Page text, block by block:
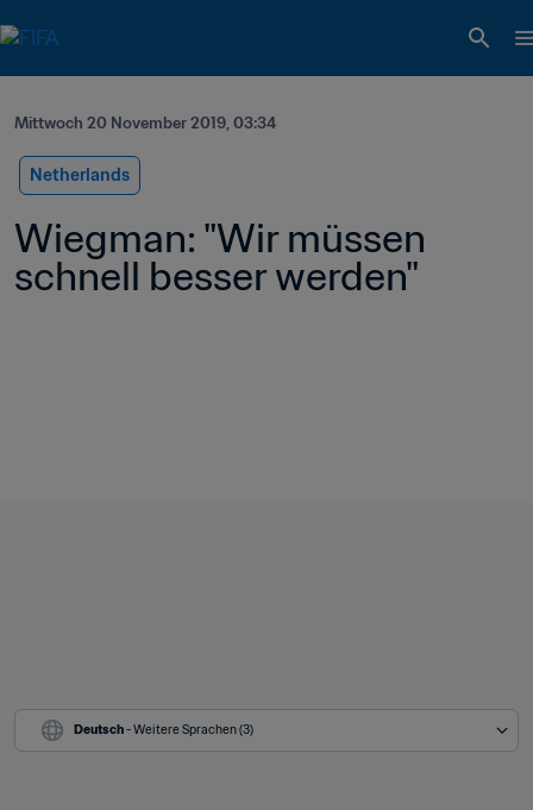
Mittwoch 20 November 2019, 03:34
Netherlands
Wiegman: "Wir müssen
schnell besser werden"
Deutsch - Weitere Sprachen (3)